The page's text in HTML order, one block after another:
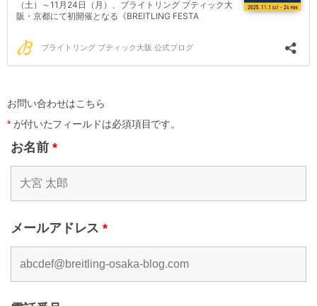
お問い合わせはこちら
*が付いたフィールドは必須項目です。
お名前 *
メールアドレス*